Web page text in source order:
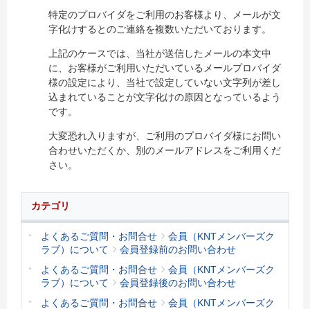
特定のプロバイダをご利用のお客様より、メールが文
字化けするとのご連絡を複数いただいております。
上記のケースでは、当社が送信したメールの本文中
に、お客様がご利用いただいているメールプロバイダ
様の設定により、当社で設定していない文字列が差し
込まれていることが文字化けの原因となっているよう
です。
大変恐れ入りますが、ご利用のプロバイダ様にお問い
合わせいただくか、別のメールアドレスをご利用くだ
さい。
カテゴリ
よくあるご質問・お問合せ
会員（KNTメンバーズク
ラブ）について
会員登録前のお問い合わせ
よくあるご質問・お問合せ
会員（KNTメンバーズク
ラブ）について
会員登録後のお問い合わせ
よくあるご質問・お問合せ
会員（KNTメンバーズク